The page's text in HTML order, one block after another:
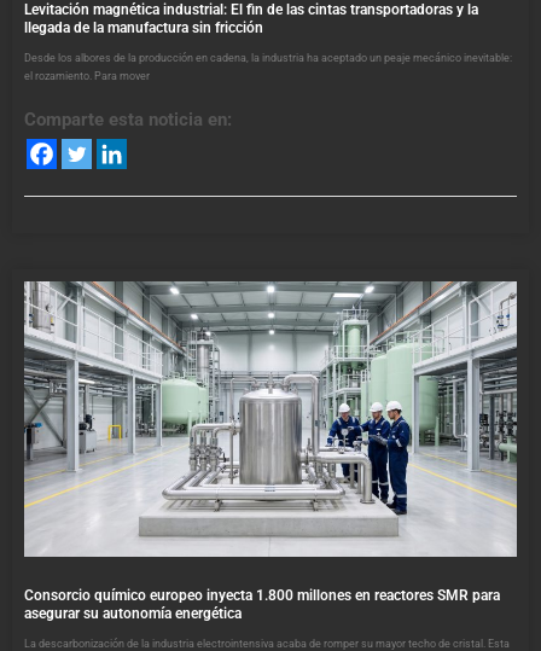
Levitación magnética industrial: El fin de las cintas transportadoras y la
llegada de la manufactura sin fricción
Desde los albores de la producción en cadena, la industria ha aceptado un peaje mecánico inevitable:
el rozamiento. Para mover
Comparte esta noticia en:
Consorcio químico europeo inyecta 1.800 millones en reactores SMR para
asegurar su autonomía energética
La descarbonización de la industria electrointensiva acaba de romper su mayor techo de cristal. Esta